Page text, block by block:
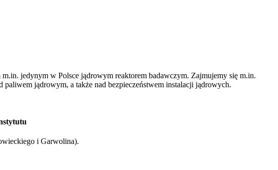
jedynym w Polsce jądrowym reaktorem badawczym. Zajmujemy się m.in.
jądrowym, a także nad bezpieczeństwem instalacji jądrowych.
i Garwolina).